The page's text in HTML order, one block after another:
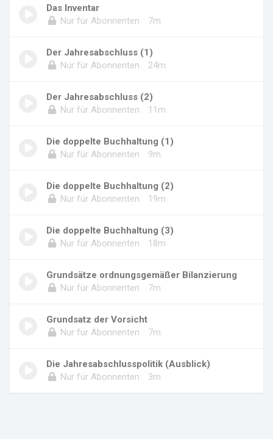
Das Inventar
Nur für Abonnenten
7m
Der Jahresabschluss (1)
Nur für Abonnenten
24m
Der Jahresabschluss (2)
Nur für Abonnenten
11m
Die doppelte Buchhaltung (1)
Nur für Abonnenten
9m
Die doppelte Buchhaltung (2)
Nur für Abonnenten
19m
Die doppelte Buchhaltung (3)
Nur für Abonnenten
18m
Grundsätze ordnungsgemäßer Bilanzierung
Nur für Abonnenten
7m
Grundsatz der Vorsicht
Nur für Abonnenten
7m
Die Jahresabschlusspolitik (Ausblick)
Nur für Abonnenten
3m